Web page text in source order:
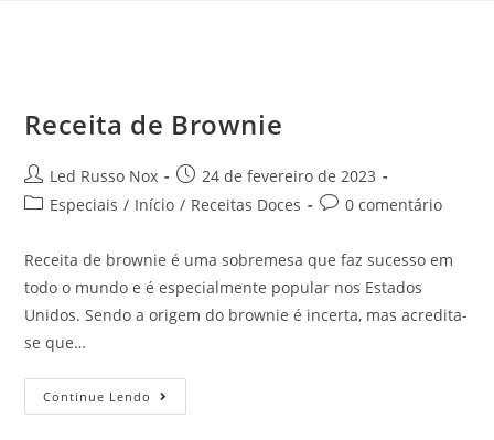
Receita de Brownie
Led Russo Nox
24 de fevereiro de 2023
Especiais / Início / Receitas Doces 0 comentário
Receita de brownie é uma sobremesa que faz sucesso em
todo o mundo e é especialmente popular nos Estados
Unidos. Sendo a origem do brownie é incerta, mas acredita-
se que…
Continue Lendo